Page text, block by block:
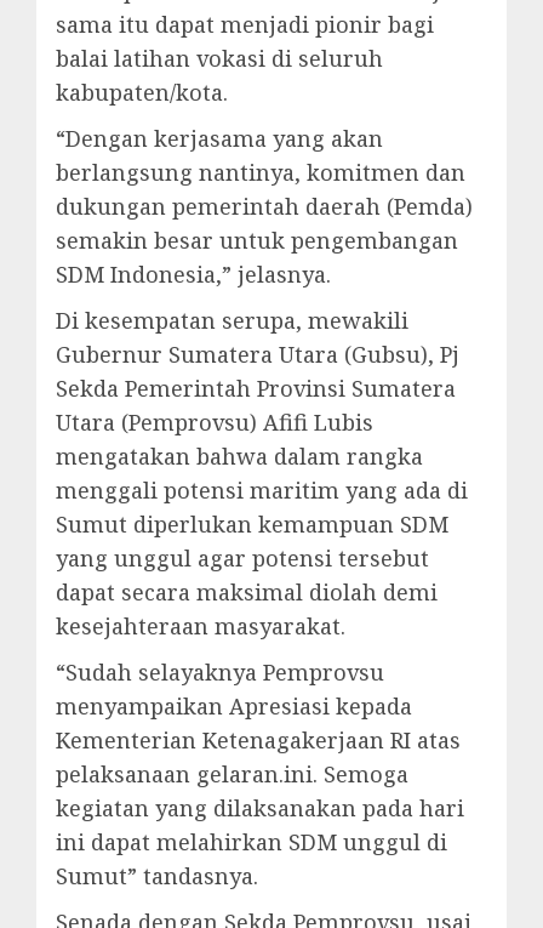
sama itu dapat menjadi pionir bagi
balai latihan vokasi di seluruh
kabupaten/kota.
“Dengan kerjasama yang akan
berlangsung nantinya, komitmen dan
dukungan pemerintah daerah (Pemda)
semakin besar untuk pengembangan
SDM Indonesia,” jelasnya.
Di kesempatan serupa, mewakili
Gubernur Sumatera Utara (Gubsu), Pj
Sekda Pemerintah Provinsi Sumatera
Utara (Pemprovsu) Afifi Lubis
mengatakan bahwa dalam rangka
menggali potensi maritim yang ada di
Sumut diperlukan kemampuan SDM
yang unggul agar potensi tersebut
dapat secara maksimal diolah demi
kesejahteraan masyarakat.
“Sudah selayaknya Pemprovsu
menyampaikan Apresiasi kepada
Kementerian Ketenagakerjaan RI atas
pelaksanaan gelaran.ini. Semoga
kegiatan yang dilaksanakan pada hari
ini dapat melahirkan SDM unggul di
Sumut” tandasnya.